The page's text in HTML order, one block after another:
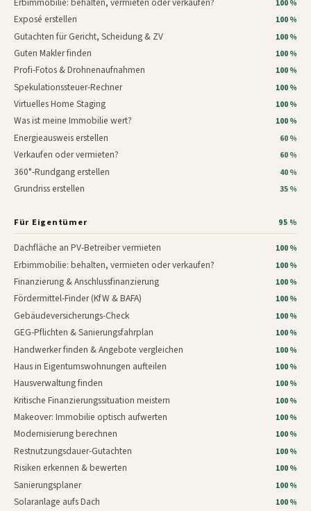
100 %
Exposé erstellen 100 %
Gutachten für Gericht, Scheidung & ZV 100 %
Guten Makler finden 100 %
Profi-Fotos & Drohnenaufnahmen 100 %
Spekulationssteuer-Rechner 100 %
Virtuelles Home Staging 100 %
Was ist meine Immobilie wert? 100 %
Energieausweis erstellen 60 %
Verkaufen oder vermieten? 60 %
360°-Rundgang erstellen 40 %
Grundriss erstellen 35 %
Für Eigentümer 95 %
Dachfläche an PV-Betreiber vermieten 100 %
Erbimmobilie: behalten, vermieten oder verkaufen? 100 %
Finanzierung & Anschlussfinanzierung 100 %
Fördermittel-Finder (KfW & BAFA) 100 %
Gebäudeversicherungs-Check 100 %
GEG-Pflichten & Sanierungsfahrplan 100 %
Handwerker finden & Angebote vergleichen 100 %
Haus in Eigentumswohnungen aufteilen 100 %
Hausverwaltung finden 100 %
Kritische Finanzierungssituation meistern 100 %
Makeover: Immobilie optisch aufwerten 100 %
Modernisierung berechnen 100 %
Restnutzungsdauer-Gutachten 100 %
Risiken erkennen & bewerten 100 %
Sanierungsplaner 100 %
Solaranlage aufs Dach 100 %